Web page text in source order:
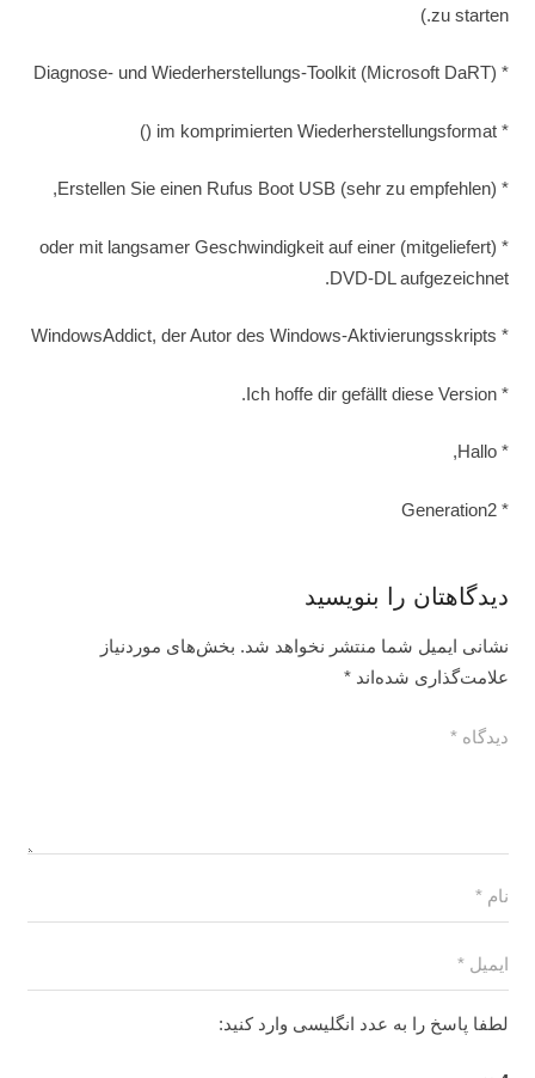
zu starten.)
* Diagnose- und Wiederherstellungs-Toolkit (Microsoft DaRT)
* im komprimierten Wiederherstellungsformat ()
* Erstellen Sie einen Rufus Boot USB (sehr zu empfehlen),
* (mitgeliefert) oder mit langsamer Geschwindigkeit auf einer
DVD-DL aufgezeichnet.
* WindowsAddict, der Autor des Windows-Aktivierungsskripts
* Ich hoffe dir gefällt diese Version.
* Hallo,
* Generation2
دیدگاهتان را بنویسید
نشانی ایمیل شما منتشر نخواهد شد. بخش‌های موردنیاز
علامت‌گذاری شده‌اند*
لطفا پاسخ را به عدد انگلیسی وارد کنید: